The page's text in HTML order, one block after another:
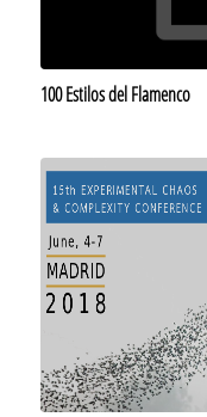
100 Estilos del Flamenco